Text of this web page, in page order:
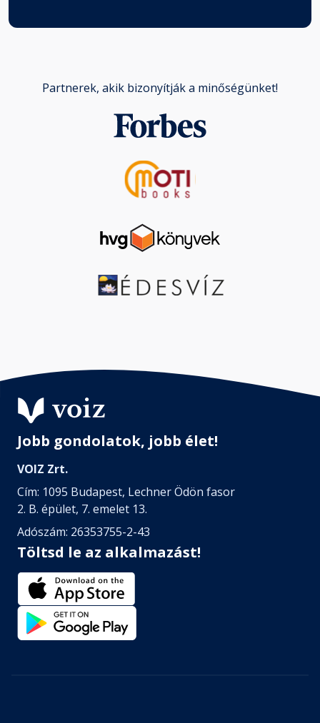
Partnerek, akik bizonyítják a minőségünket!
Jobb gondolatok, jobb élet!
VOIZ Zrt.
Cím: 1095 Budapest, Lechner Ödön fasor
2. B. épület, 7. emelet 13.
Adószám: 26353755-2-43
Töltsd le az alkalmazást!